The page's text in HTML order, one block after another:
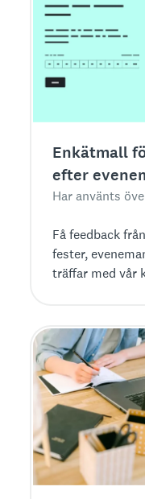
Enkätmall
efter
Har använts
Få feedback
fester,
träffar med vår